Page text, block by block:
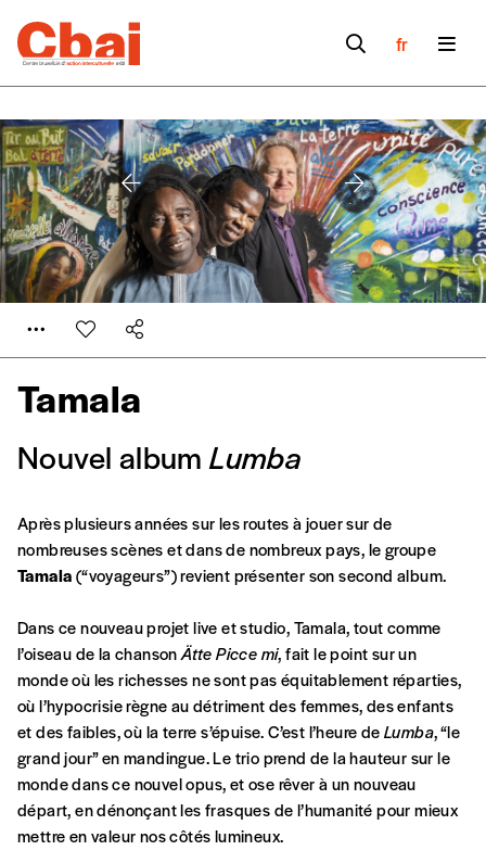
fr
Tamala
Nouvel albumLumba
Se connecter
Formulaire de
commande
A partir de 2021,Imag, le magazine de
l’interculturel,vous est proposé àPRIX LIBRE.
Le prix libre est un mode de fixation du prix
Après plusieurs années sur les routes à jouer sur de
nombreuses scènes et dans de nombreux pays, le groupe
Tamala(“voyageurs”) revient présenter son second album.
Dans ce nouveau projet live et studio, Tamala, tout comme
l’oiseau de la chansonÄtte Picce mi, fait le point sur un
monde où les richesses ne sont pas équitablement réparties,
où l’hypocrisie règne au détriment des femmes, des enfants
et des faibles, où la terre s’épuise. C’est l’heure deLumba, “le
grand jour” en mandingue. Le trio prend de la hauteur sur le
monde dans ce nouvel opus, et ose rêver à un nouveau
départ, en dénonçant les frasques de l’humanité pour mieux
mettre en valeur nos côtés lumineux.